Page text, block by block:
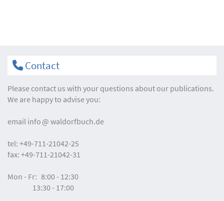
Contact
Please contact us with your questions about our publications.
We are happy to advise you:
email info waldorfbuch.de
tel: +49-711-21042-25
fax: +49-711-21042-31
Mon - Fr: 8:00 - 12:30
13:30 - 17:00